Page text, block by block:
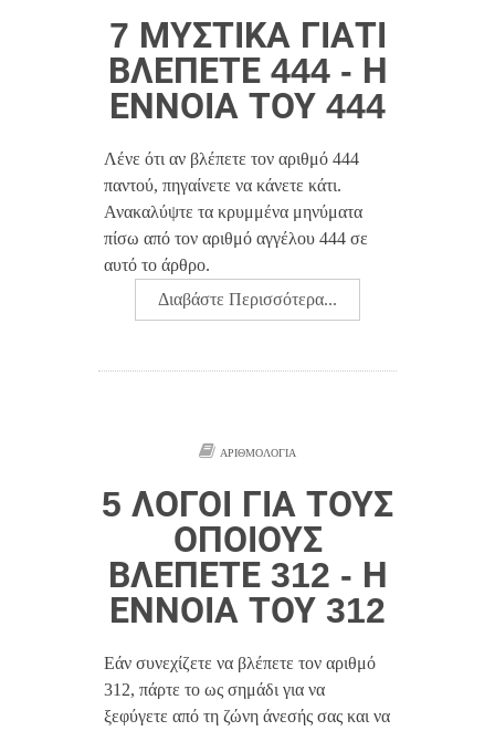
7 ΜΥΣΤΙΚΆ ΓΙΑΤΊ
ΒΛΈΠΕΤΕ 444 - Η
ΈΝΝΟΙΑ ΤΟΥ 444
Λένε ότι αν βλέπετε τον αριθμό 444
παντού, πηγαίνετε να κάνετε κάτι.
Ανακαλύψτε τα κρυμμένα μηνύματα
πίσω από τον αριθμό αγγέλου 444 σε
αυτό το άρθρο.
Διαβάστε Περισσότερα...
ΑΡΙΘΜΟΛΟΓΊΑ
5 ΛΌΓΟΙ ΓΙΑ ΤΟΥΣ
ΟΠΟΊΟΥΣ
ΒΛΈΠΕΤΕ 312 - Η
ΈΝΝΟΙΑ ΤΟΥ 312
Εάν συνεχίζετε να βλέπετε τον αριθμό
312, πάρτε το ως σημάδι για να
ξεφύγετε από τη ζώνη άνεσής σας και να